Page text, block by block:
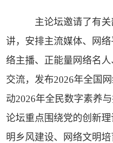
主论坛邀请了有
讲，安排主流媒体、网
络主播、正能量网络名
交流，发布2026年全国
动2026年全民数字素养
论坛重点围绕党的创新
明乡风建设、网络文明培